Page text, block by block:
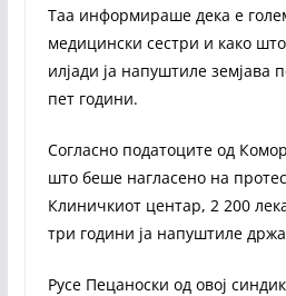
Таа информираше дека е
медицински сестри и како
илјади ја напуштиле земјава
пет години.
Согласно податоците од
што беше нагласено на
Клиничкиот центар, 2 200
три години ја напуштиле
Русе Пецаноски од овој